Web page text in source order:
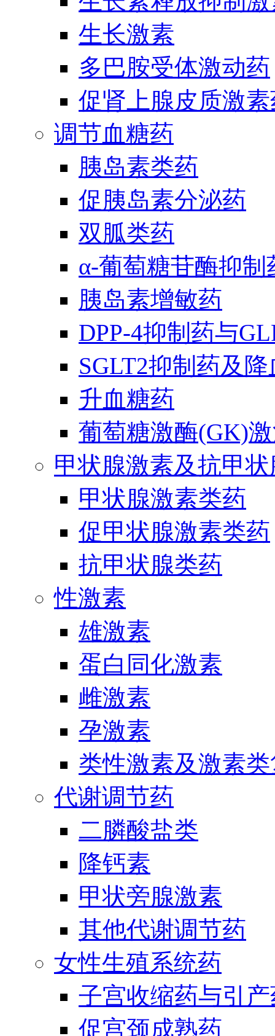
生长激素
多巴胺受体激动药
促肾上腺皮质激
调节血糖药
胰岛素类药
促胰岛素分泌药
双胍类药
α-葡萄糖苷酶抑制
胰岛素增敏药
DPP-4抑制药与
SGLT2抑制药及
升血糖药
葡萄糖激酶(GK)
甲状腺激素及抗甲
甲状腺激素类药
促甲状腺激素类药
抗甲状腺类药
性激素
雄激素
蛋白同化激素
雌激素
孕激素
类性激素及激素
代谢调节药
二膦酸盐类
降钙素
甲状旁腺激素
其他代谢调节药
女性生殖系统药
子宫收缩药与引
促宫颈成熟药